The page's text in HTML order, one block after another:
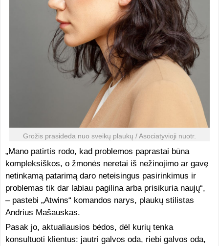
Grožis prasideda nuo sveikų plaukų / Asociatyvioji nuotr.
„Mano patirtis rodo, kad problemos paprastai būna
kompleksiškos, o žmonės neretai iš nežinojimo ar gavę
netinkamą patarimą daro neteisingus pasirinkimus ir
problemas tik dar labiau pagilina arba prisikuria naujų“,
– pastebi „Atwins“ komandos narys, plaukų stilistas
Andrius Mašauskas.
Pasak jo, aktualiausios bėdos, dėl kurių tenka
konsultuoti klientus: jautri galvos oda, riebi galvos oda,